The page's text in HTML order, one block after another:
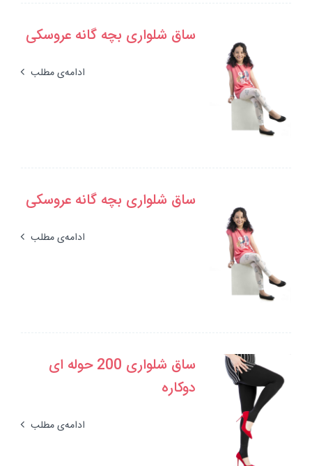
ساق شلواری بچه گانه عروسکی
ادامه‌ی مطلب
ساق شلواری بچه گانه عروسکی
ادامه‌ی مطلب
ساق شلواری 200 حوله ای
دوکاره
ادامه‌ی مطلب